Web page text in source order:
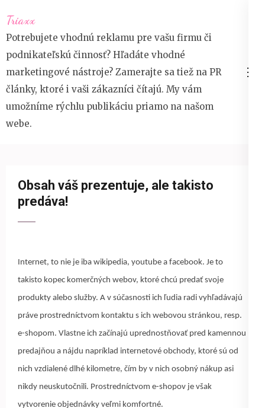
na
obsah
(stiskněte
Enter)
Triaxx
Potrebujete vhodnú reklamu pre vašu firmu či
podnikateľskú činnosť? Hľadáte vhodné
marketingové nástroje? Zamerajte sa tiež na PR
články, ktoré i vaši zákazníci čítajú. My vám
umožníme rýchlu publikáciu priamo na našom
webe.
Obsah váš prezentuje, ale takisto
predáva!
Internet, to nie je iba wikipedia, youtube a facebook. Je to
takisto kopec komerčných webov, ktoré chcú predať svoje
produkty alebo služby. A v súčasnosti ich ľudia radi vyhľadávajú
práve prostredníctvom kontaktu s ich webovou stránkou, resp.
e-shopom. Vlastne ich začínajú uprednostňovať pred kamennou
predajňou a nájdu napríklad internetové obchody, ktoré sú od
nich vzdialené dlhé kilometre, čím by v nich osobný nákup asi
nikdy neuskutočnili. Prostredníctvom e-shopov je však
vytvorenie objednávky veľmi komfortné.